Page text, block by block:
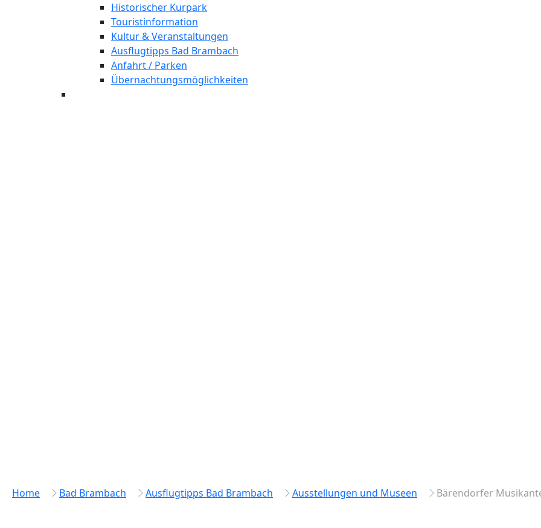
Historischer Kurpark
Touristinformation
Kultur & Veranstaltungen
Ausflugtipps Bad Brambach
Anfahrt / Parken
Übernachtungsmöglichkeiten
Home Bad Brambach Ausflugtipps Bad Brambach Ausstellungen und Museen Bärendorfer